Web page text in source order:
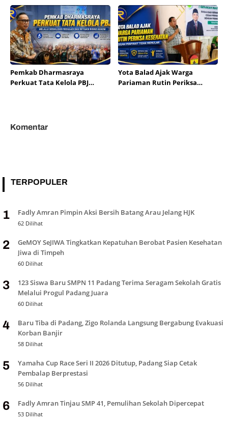
Layanan Kesehatan
Tahun Segera Berakhir
Pemkab Dharmasraya
Perkuat Tata Kelola PBJ
Yota Balad Ajak Warga
Pariaman Rutin Periksa
Komentar
TERPOPULER
1 Fadly Amran Pimpin Aksi Bersih Batang Arau Jelang HJK
62 Dilihat
2
GeMOY SeJIWA Tingkatkan Kepatuhan Berobat Pasien Kesehatan
Jiwa di Timpeh
60 Dilihat
3
123 Siswa Baru SMPN 11 Padang Terima Seragam Sekolah Gratis
Melalui Progul Padang Juara
60 Dilihat
4
Baru Tiba di Padang, Zigo Rolanda Langsung Bergabung Evakuasi
Korban Banjir
58 Dilihat
5
Yamaha Cup Race Seri II 2026 Ditutup, Padang Siap Cetak
Pembalap Berprestasi
56 Dilihat
6 Fadly Amran Tinjau SMP 41, Pemulihan Sekolah Dipercepat
53 Dilihat